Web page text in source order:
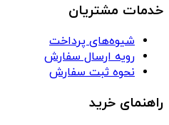
خدمات مشتریان
شیوه‌های پرداخت
رویه ارسال سفارش
نحوه ثبت سفارش
راهنمای خرید